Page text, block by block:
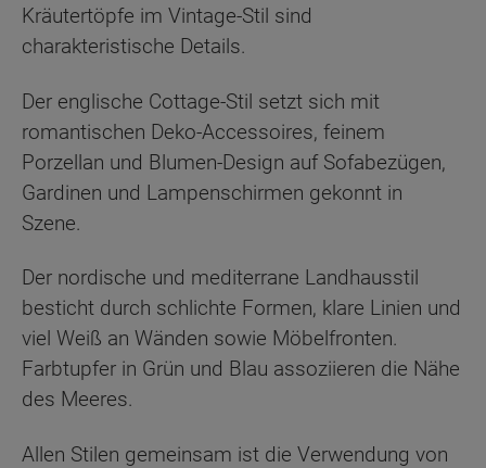
Kräutertöpfe im Vintage-Stil sind
charakteristische Details.
Der englische Cottage-Stil setzt sich mit
romantischen Deko-Accessoires, feinem
Porzellan und Blumen-Design auf Sofabezügen,
Gardinen und Lampenschirmen gekonnt in
Szene.
Der nordische und mediterrane Landhausstil
besticht durch schlichte Formen, klare Linien und
viel Weiß an Wänden sowie Möbelfronten.
Farbtupfer in Grün und Blau assoziieren die Nähe
des Meeres.
Allen Stilen gemeinsam ist die Verwendung von